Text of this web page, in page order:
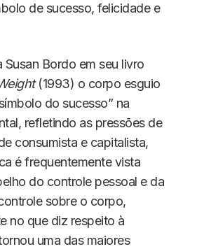
de sucesso, felicidade e
Susan Bordo em seu livro
(1993) o corpo esguio
do sucesso” na
refletindo as pressões de
consumista e capitalista,
é frequentemente vista
do controle pessoal e da
sobre o corpo,
no que diz respeito à
uma das maiores